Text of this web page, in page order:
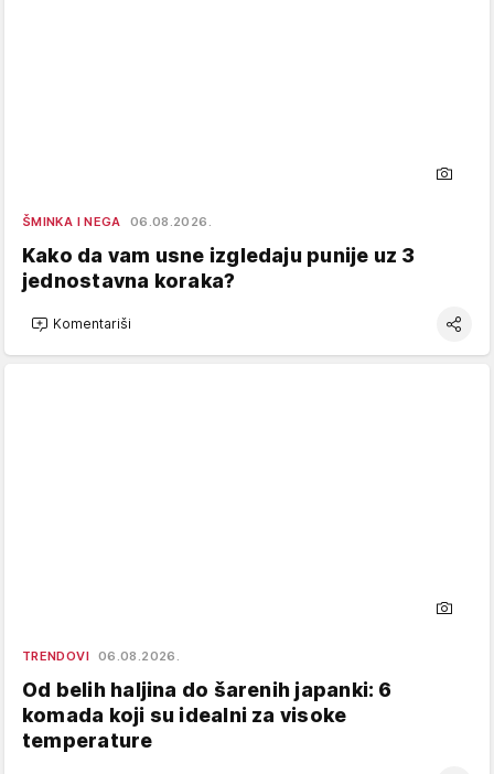
ŠMINKA I NEGA 06.08.2026.
Kako da vam usne izgledaju punije uz 3
jednostavna koraka?
Komentariši
TRENDOVI 06.08.2026.
Od belih haljina do šarenih japanki: 6
komada koji su idealni za visoke
temperature